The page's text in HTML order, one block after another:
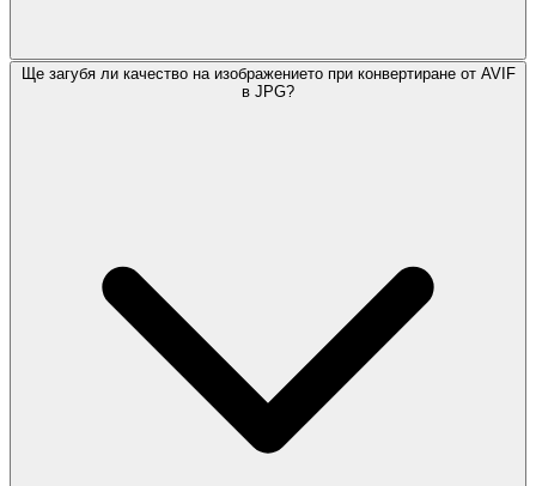
Ще загубя ли качество на изображението при конвертиране от AVIF
в JPG?